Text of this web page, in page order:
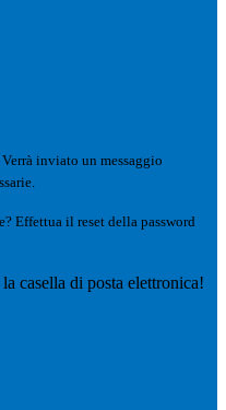
Verrà inviato un messaggio
Effettua il reset della password
casella di posta elettronica!